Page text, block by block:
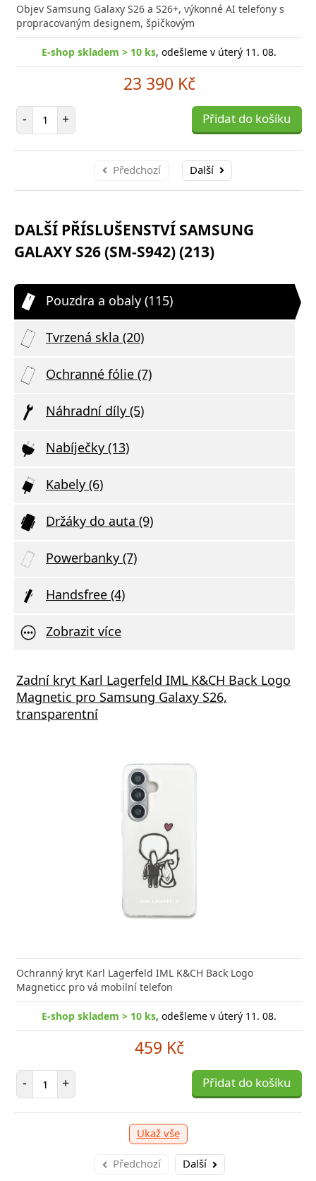
Objev Samsung Galaxy S26 a S26+, výkonné AI telefony s
propracovaným designem, špičkovým
E-shop skladem > 10 ks, odešleme v úterý 11. 08.
23 390 Kč
- Počet položek
+ Přidat do košíku
Předchozí Další
DALŠÍ PŘÍSLUŠENSTVÍ SAMSUNG
GALAXY S26 (SM-S942) (213)
Pouzdra a obaly (115)
Tvrzená skla (20)
Ochranné fólie (7)
Náhradní díly (5)
Nabíječky (13)
Kabely (6)
Držáky do auta (9)
Powerbanky (7)
Handsfree (4)
Zobrazit více
Zadní kryt Karl Lagerfeld IML K&CH Back Logo
Magnetic pro Samsung Galaxy S26,
transparentní
Ochranný kryt Karl Lagerfeld IML K&CH Back Logo
Magneticc pro vá mobilní telefon
E-shop skladem > 10 ks, odešleme v úterý 11. 08.
459 Kč
- Počet položek
+ Přidat do košíku
Ukaž vše
Předchozí Další
Nabíječka Xiaomi MDY-11-EZ 3A 33W
Xiaomi s podporou rychlého nabíjení 33W
bleskurychle
skladem > 10 ks, odešleme v úterý 11. 08.
položek Přidat do košíku
Síťová
-